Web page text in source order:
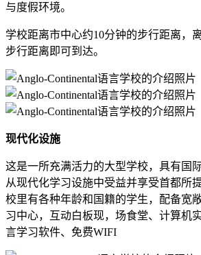
与度假环境。
学校距离市中心约10分钟的步行距离，
步行距离即可到达。
现代化设施
这是一所充满活力的大型学校，具有国
从现代化学习设施中受益并享受首都所
校里有各种年龄和国籍的学生，配备宽
习中心，互动白板现，场食堂、计算机
言学习软件、免费WIFI